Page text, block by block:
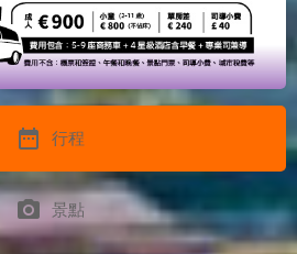
date_range 行程
photo_camera 景點